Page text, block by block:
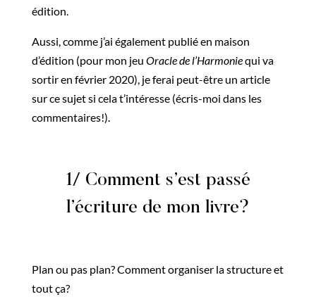
édition.
Aussi, comme j’ai également publié en maison
d’édition (pour mon jeu Oracle de l’Harmoniequi va
sortir en février 2020), je ferai peut-être un article
sur ce sujet si cela t’intéresse (écris-moi dans les
commentaires!).
1/ Comment s’est passé
l’écriture de mon livre?
Plan ou pas plan? Comment organiser la structure et
tout ça?